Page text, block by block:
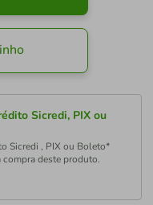
Sicredi, PIX ou
Sicredi , PIX ou Boleto*
deste produto.